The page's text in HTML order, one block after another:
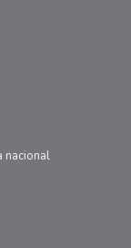
nacional